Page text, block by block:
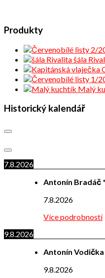
Produkty
šála
Malý
Historický kalendář
7.8.2026
Antonín Bradáč
7.8.2026
Více podrobností
9.8.2026
Antonín
9.8.2026